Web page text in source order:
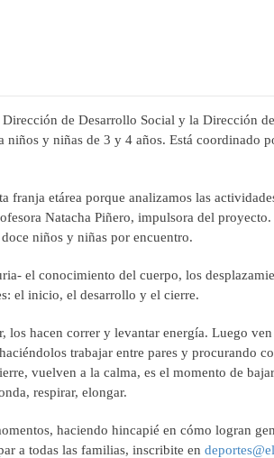
de Desarrollo Social y la Dirección
y niñas de 3 y 4 años. Está coordinado
franja etárea porque analizamos las
Natacha Piñero, impulsora del
niños y niñas por encuentro.
el conocimiento del cuerpo, los
el inicio, el desarrollo y el cierre.
hacen correr y levantar energía. Luego
trabajar entre pares y procurando
vuelven a la calma, es el momento de
respirar, elongar.
haciendo hincapié en cómo logran
a todas las familias, inscribite en